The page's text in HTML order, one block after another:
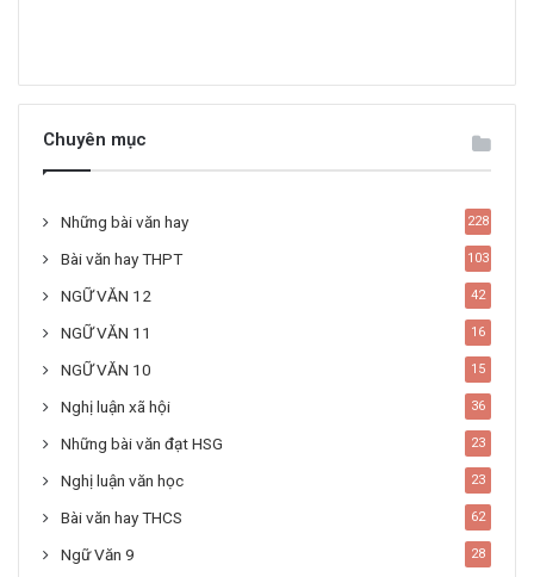
Chuyên mục
Những bài văn hay 228
Bài văn hay THPT 103
NGỮ VĂN 12 42
NGỮ VĂN 11 16
NGỮ VĂN 10 15
Nghị luận xã hội 36
Những bài văn đạt HSG 23
Nghị luận văn học 23
Bài văn hay THCS 62
Ngữ Văn 9 28